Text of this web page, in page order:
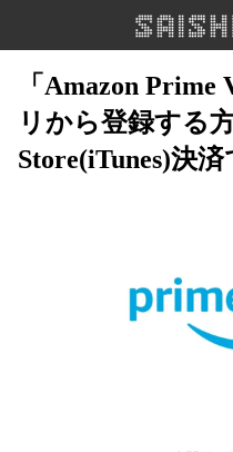
「Amazon
リから登録する
Store(iTunes)決済